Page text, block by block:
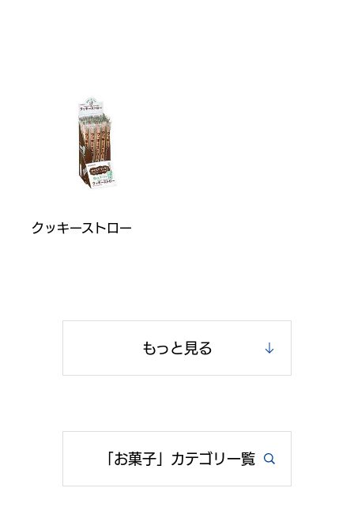
クッキーストロー
もっと見る
「お菓子」カテゴリ一覧